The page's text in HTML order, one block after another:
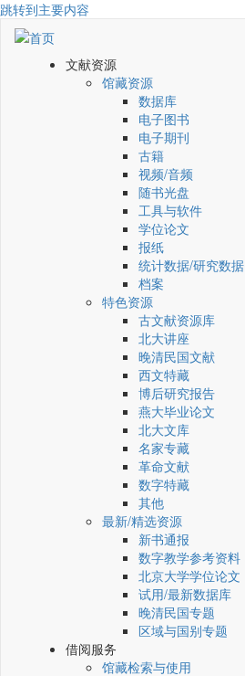
跳转到主要内容
文献资源
馆藏资源
数据库
电子图书
电子期刊
古籍
视频/音频
随书光盘
工具与软件
学位论文
报纸
统计数据/研究数据
档案
特色资源
古文献资源库
北大讲座
晚清民国文献
西文特藏
博后研究报告
燕大毕业论文
北大文库
名家专藏
革命文献
数字特藏
其他
最新/精选资源
新书通报
数字教学参考资料
北京大学学位论文
试用/最新数据库
晚清民国专题
区域与国别专题
借阅服务
馆藏检索与使用